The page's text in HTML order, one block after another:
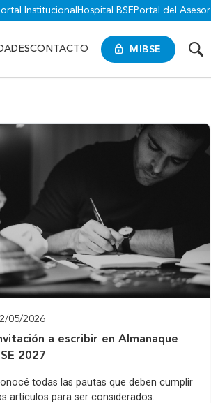
Institucional Hospital BSE Portal del Asesor
MIBSE
CONTACTO
05/2026
a escribir en Almanaque
2027
todas las pautas que deben cumplir
artículos para ser considerados.